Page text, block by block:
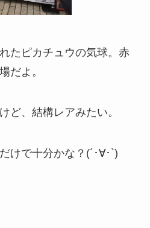
たピカチュウの気球。赤
だよ。
ど、結構レアみたい。
けで十分かな？(´･∀･`)